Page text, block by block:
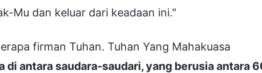
Mu dan keluar dari keadaan ini."
firman Tuhan. Tuhan Yang Mahakuasa
antara saudara-saudari, yang berusia antara